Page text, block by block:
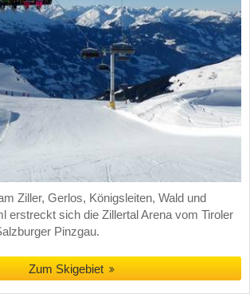
Ziller, Gerlos, Königsleiten, Wald und
erstreckt sich die Zillertal Arena vom Tiroler
Pinzgau.
Zum Skigebiet